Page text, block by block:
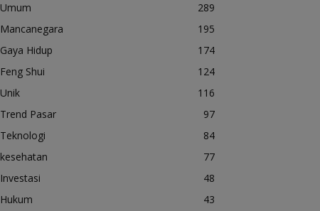
Umum
289
Mancanegara
195
Gaya Hidup
174
Feng Shui
124
Unik
116
Trend Pasar
97
Teknologi
84
kesehatan
77
Investasi
48
Hukum
43